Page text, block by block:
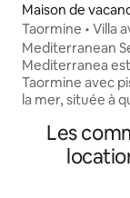
Maison de
Taormine • Villa
Piscine privée
Mediterranean
Mediterranea
Taormine avec
la mer, située à
extérieurs
d'agrumes, un
salon de
Les